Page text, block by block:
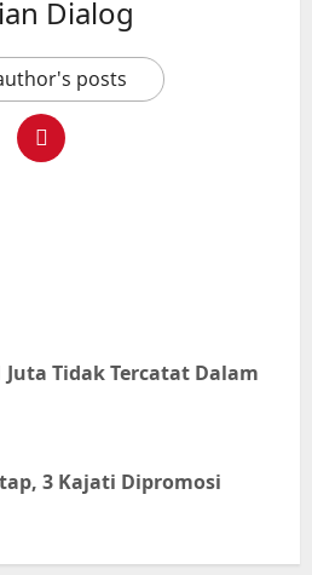
Dialog
posts
Tidak Tercatat Dalam
3 Kajati Dipromosi